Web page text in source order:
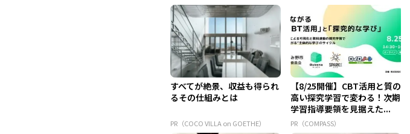
すべてが絶景、収益も得られ
るその仕組みとは
PR（COCO VILLA on GOETHE）
【8/25開催】CBT活用と質の
高い探究学習で変わる！次期
学習指導要領を見据えた...
PR（COMPASS）